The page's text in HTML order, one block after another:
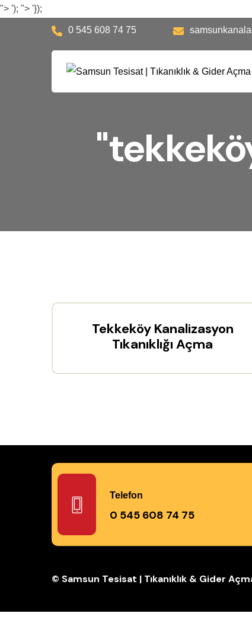
"> '); "> '});
0 545 608 74 75
Tekkeköy Kanalizasyon
Tıkanıklığı Açma
Telefon
0 545 608 74 75
© Samsun Tesisat | Tıkanıklık & Gider